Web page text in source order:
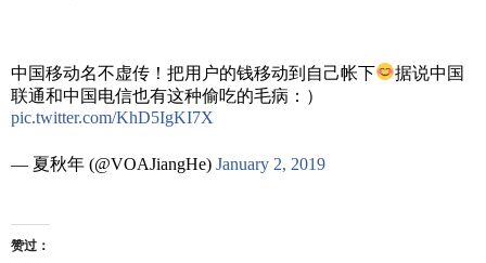
中国移动名不虚传！把用户的钱移动到自己帐下
据说中国
联通和中国电信也有这种偷吃的毛病：）
pic.twitter.com/KhD5IgKI7X
— 夏秋年 (@VOAJiangHe) January 2, 2019
赞过：